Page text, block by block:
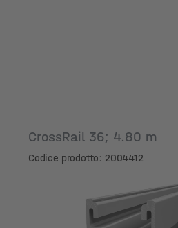
CrossRail 36; 4.80 m
Codice prodotto: 2004412